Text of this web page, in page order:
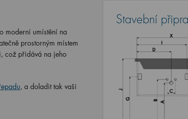
moderní umístění na
prostorným místem
což přidává na jeho
, a doladit tak vaši
Stavební